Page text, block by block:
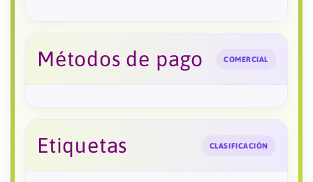
Métodos de pago COMERCIAL
Etiquetas CLASIFICACIÓN